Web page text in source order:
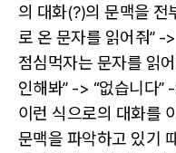
의 대화(?)의 문맥을 전
로 온 문자를 읽어줘” -
점심먹자는 문자를 읽
인해봐” -> “없습니다”
이런 식으로의 대화를
문맥을 파악하고 있기